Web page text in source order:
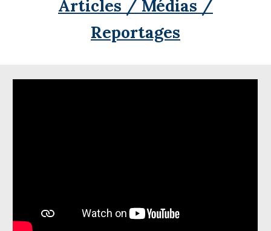
Articles / Médias /
Reportages